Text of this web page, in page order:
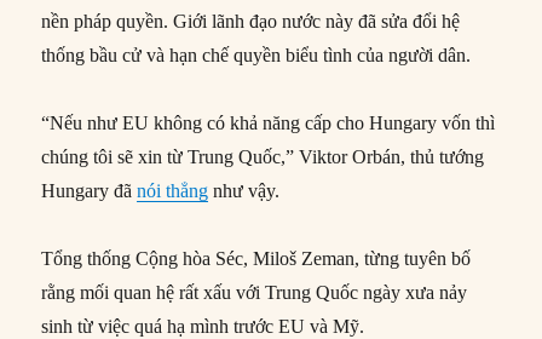
nền pháp quyền. Giới lãnh đạo nước này đã sửa đổi hệ
thống bầu cử và hạn chế quyền biểu tình của người dân.
“Nếu như EU không có khả năng cấp cho Hungary vốn thì
chúng tôi sẽ xin từ Trung Quốc,” Viktor Orbán, thủ tướng
Hungary đãnói thẳng như vậy.
Tổng thống Cộng hòa Séc, Miloš Zeman, từng tuyên bố
rằng mối quan hệ rất xấu với Trung Quốc ngày xưa nảy
sinh từ việc quá hạ mình trước EU và Mỹ.